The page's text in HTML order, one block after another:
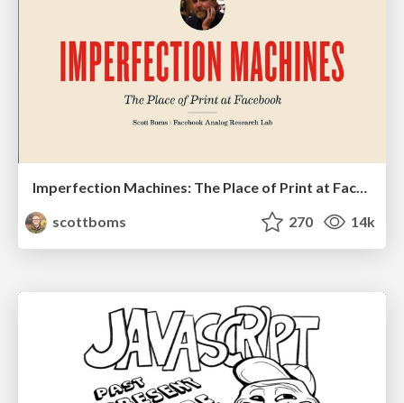
Imperfection Machines: The Place of Print at Facebook
scottboms
270 14k